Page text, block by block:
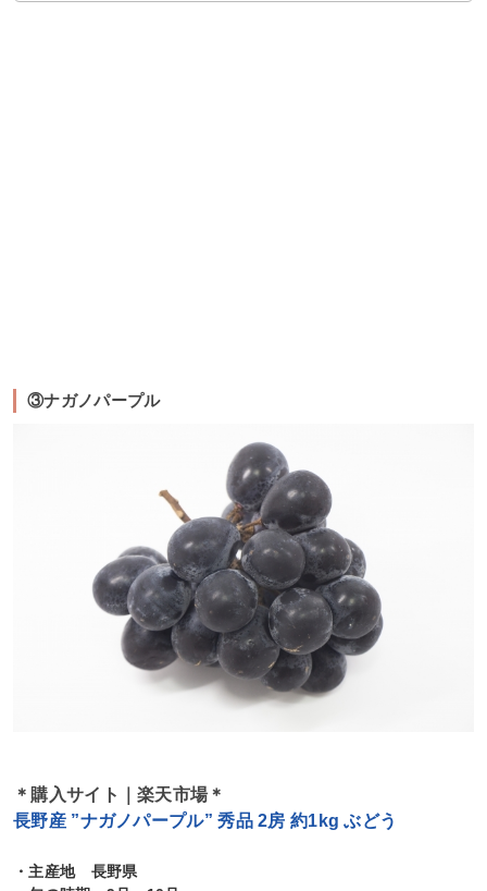
③ナガノパープル
＊購入サイト｜楽天市場＊
長野産 ”ナガノパープル” 秀品 2房 約1kg ぶどう
・主産地 長野県